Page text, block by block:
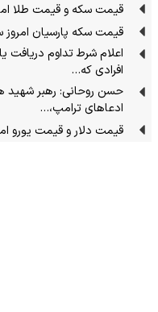
قیمت سکه و قیمت طلا امروز سه‌شنبه ۱۳
قیمت سکه پارسیان امروز سه‌شنبه ۱۳ مرداد
اعلام شرط تداوم دریافت
افرادی که…
حسن روحانی: رهبر شهید
ادعاهای ترامپ،…
قیمت دلار و قیمت یورو امروز سه‌شنبه ۱۳